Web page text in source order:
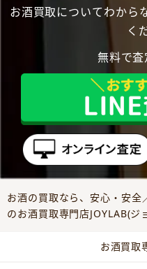
お酒買取についてわから
く
無料で
お酒の買取なら、安心・安全
のお酒買取専門店JOYLAB(ジ
お酒買取